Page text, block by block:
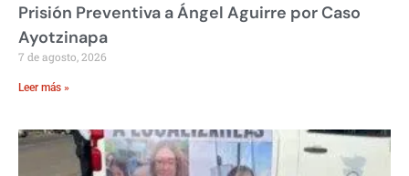
Prisión Preventiva a Ángel Aguirre por Caso
Ayotzinapa
7 de agosto, 2026
Leer más »